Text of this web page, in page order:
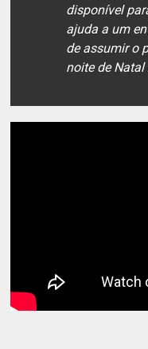
disponível
ajuda a um
de assumir o
noite de